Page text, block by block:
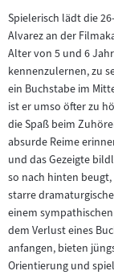
Spielerisch lädt die
Alvarez an der
Alter von 5 und 6
kennenzulernen, zu
ein Buchstabe im
ist er umso öfter zu
die Spaß beim
absurde Reime
und das Gezeigte
so nach hinten
starre
einem
dem Verlust eines
anfangen, bieten
Orientierung und